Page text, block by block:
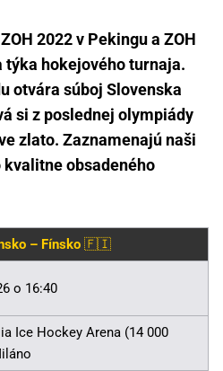
2022 v Pekingu a ZOH
týka hokejového turnaja.
otvára súboj Slovenska
si z poslednej olympiády
zlato. Zaznamenajú naši
kvalitne obsadeného
– Fínsko 🇫🇮
o 16:40
Ice Hockey Arena (14 000